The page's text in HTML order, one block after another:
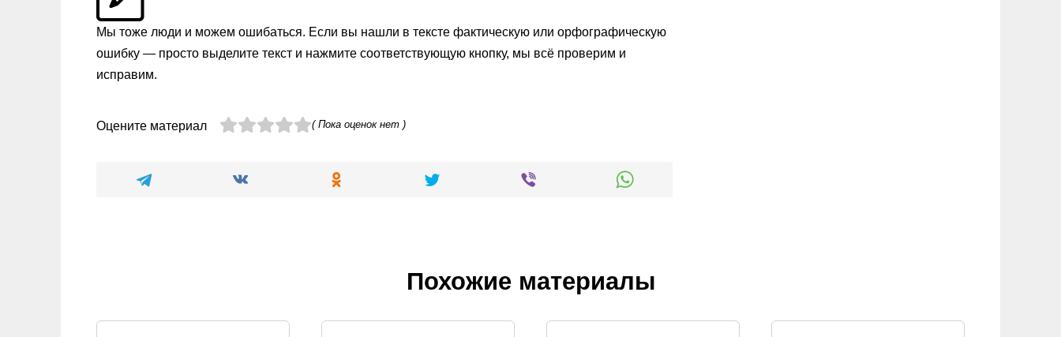
Мы тоже люди и можем ошибаться. Если вы нашли в тексте фактическую или орфографическую
ошибку — просто выделите текст и нажмите соответствующую кнопку, мы всё проверим и
исправим.
Оцените материал ( Пока оценок нет )
Похожие материалы